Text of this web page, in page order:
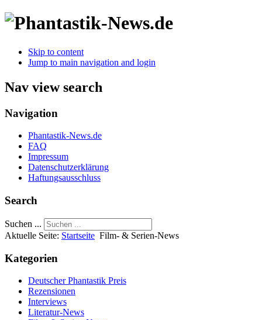
Skip to content
Jump to main navigation and login
Nav view search
Navigation
Phantastik-News.de
FAQ
Impressum
Datenschutzerklärung
Haftungsausschluss
Search
Suchen ...
Aktuelle Seite: Startseite Film- & Serien-News
Kategorien
Deutscher Phantastik Preis
Rezensionen
Interviews
Literatur-News